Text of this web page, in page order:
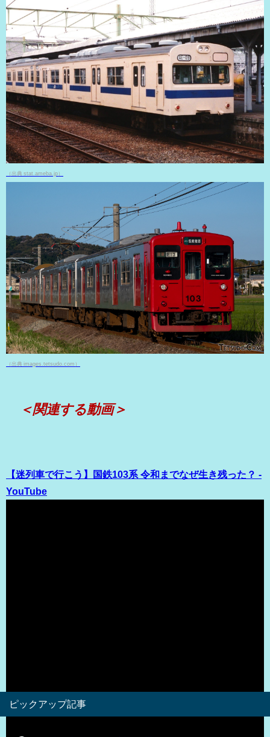
（出典 stat.ameba.jp）
（出典 images.tetsudo.com）
＜関連する動画＞
【迷列車で行こう】国鉄103系 令和までなぜ生き残った？ -
YouTube
ピックアップ記事